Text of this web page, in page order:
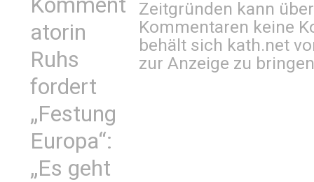
Komment
atorin
Ruhs
fordert
„Festung
Europa“:
„Es geht
Zeitgründen kann
Kommentaren keine
behält sich kath.net
zur Anzeige zu